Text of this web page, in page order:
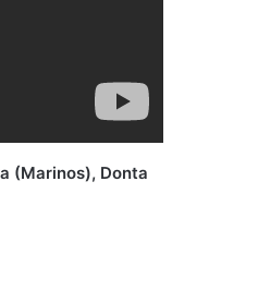
(Marinos), Donta